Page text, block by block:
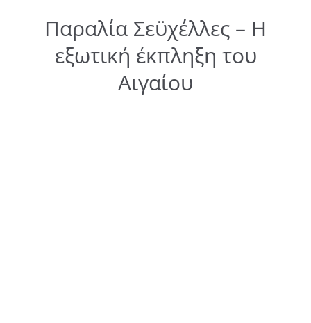
Παραλία Σεϋχέλλες – Η
εξωτική έκπληξη του
Αιγαίου